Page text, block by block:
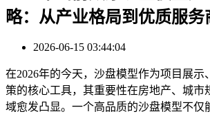
略：从产业格局到优质服务
2026-06-15 03:44:04
在2026年的今天，沙盘模型作为项目展示
策的核心工具，其重要性在房地产、城市
域愈发凸显。一个高品质的沙盘模型不仅